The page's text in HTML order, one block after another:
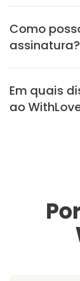
Como
assinatura?
Em quais
ao